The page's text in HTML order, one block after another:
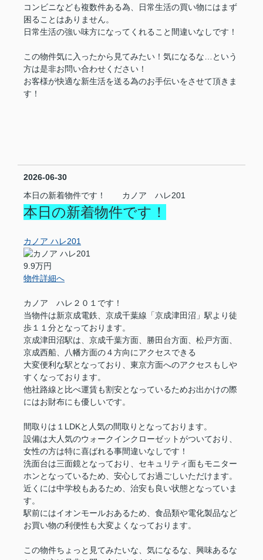
コンビニなども複数件ある為、日常生活の買い物にはまず
困ることはありません。
日常生活の強い味方になってくれること間違いなしです！
この物件気に入ったから見てみたい！気になるな…という
方は是非お問い合わせください！
お客様が快適な新生活を送る為のお手伝いをさせて頂きま
す！
2026-06-30
本日の新着物件です！ カノア ハレ201
本日の新着物件です！
カノア ハレ201
9.9万円
物件詳細へ
カノア ハレ２０１です！
当物件は新京成電鉄、京成千葉線「京成津田沼」駅より徒
歩１１分となっております。
京成津田沼駅は、京成千葉方面、勝田台方面、松戸方面、
京成西船、八幡方面の４方向にアクセスできる
大変便利な駅となっており、東京方面へのアクセスもしや
すくなっております。
他社路線と比べ運賃も割安となっているためお出かけの際
にはお財布にも優しいです。
間取りは１LDKと人気の間取りとなっております。
設備は大人気のウォークインクローゼットがついており、
女性の方は特に喜ばれる事間違いなしです！
洗面台は三面鏡となっており、セキュリティ面もモニター
ホンとなっているため、安心してお過ごしいただけます。
近くには中学校もあるため、治安も良い状態となっていま
す。
駅前にはイオンモールおあるため、食品類や電化製品など
お買い物の利便性も大変よくなっております。
この物件ちょっと見てみたいな、気になるな、興味あるな